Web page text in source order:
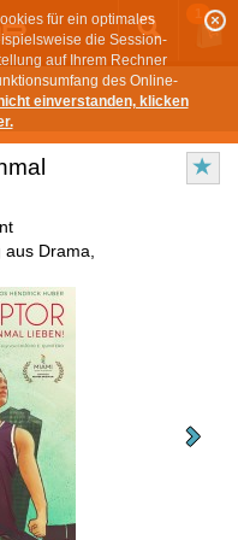
für ein optimales
die Session-
auf Ihrem Rechner
des Online-
einverstanden, klicken
1
Drama,